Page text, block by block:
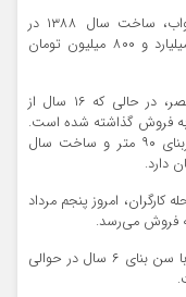
آپارتمان دیگری با متراژ ۱۱۰ متر با دو اتاق خواب، ساخت سال ۱۳۸۸ در
محدوده فدک ۸ شهریور، به قیمتی بالغ‌بر یک میلیارد و ۸۰۰ میلیون تومان
یک آپارتمان ۶۰ متریِ تک‌خواب در شهرک ولیعصر، در حالی که ۱۶ سال از
۹۹۰ میلیون تومان به فروش گذاشته شده است.
همچنین، واحد دیگری در همین محدوده با زیربنای ۹۰ متر و ساخت سال
اتاق و زیربنای ۲۰۰ متر در محله کارگران، امروز پنجم مرداد
بودجه لازم برای خرید واحد آپارتمانی ۱۳۲ متری با سن بنای ۶ سال در حوالی